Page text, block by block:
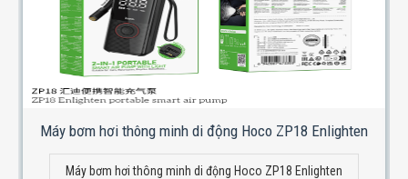
Máy bơm hơi thông minh di động Hoco ZP18 Enlighten
Máy bơm hơi thông minh di động Hoco ZP18 Enlighten